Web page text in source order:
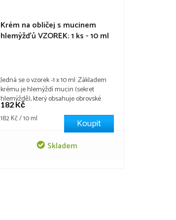
Krém na obličej s mucinem
hlemýžďů VZOREK: 1 ks - 10 ml
Skladem
182 Kč
Měrná
182 Kč / 10 ml Koupit
Jedná se o vzorek -1 x 10 ml .Základem
krému je hlemýždí mucin (sekret
hlemýždě), který obsahuje obrovské
množství cenných kosmetických složek:
kolagen, elastin, vitamíny A, C, E,
kyselinu hyaluronovou aj. Vhodné pro
všechny typy pleti a věkové
kategorie. Podporuje obnovu buněk